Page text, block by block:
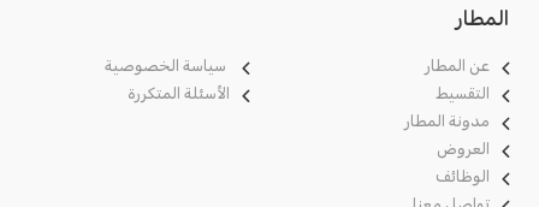
المطار
عن المطار
التقسيط
مدونة المطار
العروض
الوظائف
سياسة الخصوصية
الأسئلة المتكررة